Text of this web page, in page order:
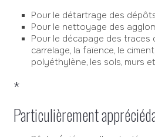
Pour le détartrage des
Pour le nettoyage des
Pour le décapage des
carrelage, la faïence, le
polyéthylène, les sols, murs
*
Particulièrement